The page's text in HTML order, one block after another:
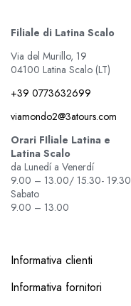
Filiale di Latina Scalo
Via del Murillo, 19
04100 Latina Scalo (LT)
+39 0773632699
viamondo2@3atours.com
Orari FIliale Latina e
Latina Scalo
da Lunedí a Venerdí
9.00 – 13.00/ 15.30- 19.30
Sabato
9.00 – 13.00
Informativa clienti
Informativa fornitori